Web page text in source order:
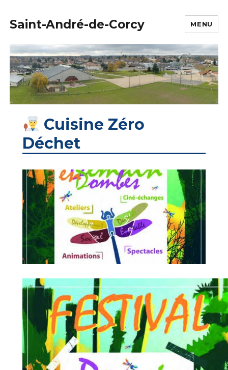
Saint-André-de-Corcy MENU
Cuisine Zéro
Déchet